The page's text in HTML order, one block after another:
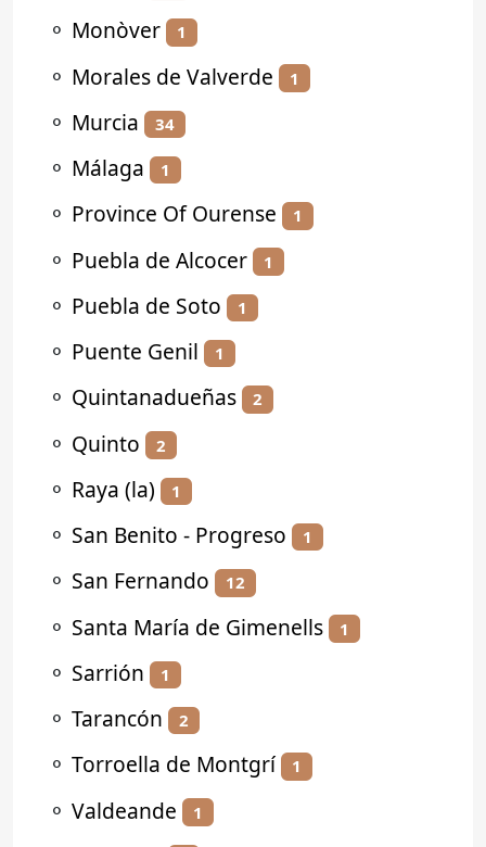
⚬ Monòver 1
⚬ Morales de Valverde 1
⚬ Murcia 34
⚬ Málaga 1
⚬ Province Of Ourense 1
⚬ Puebla de Alcocer 1
⚬ Puebla de Soto 1
⚬ Puente Genil 1
⚬ Quintanadueñas 2
⚬ Quinto 2
⚬ Raya (la) 1
⚬ San Benito - Progreso 1
⚬ San Fernando 12
⚬ Santa María de Gimenells 1
⚬ Sarrión 1
⚬ Tarancón 2
⚬ Torroella de Montgrí 1
⚬ Valdeande 1